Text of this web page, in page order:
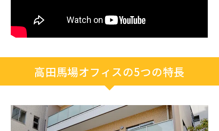
高田馬場オフィスの5つの特長